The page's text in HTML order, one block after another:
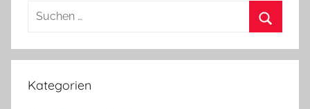
Suchen
Kategorien